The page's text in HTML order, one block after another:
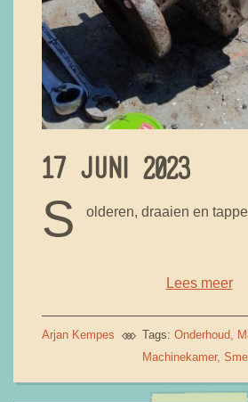
17 JUNI 2023
S olderen, draaien en
Lees meer
Arjan Kempes Tags: Onderhoud
Machinekamer